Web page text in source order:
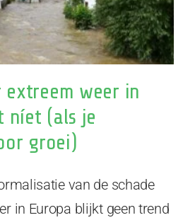
extreem weer in
níet (als je
groei)
van de schade
in Europa blijkt geen trend